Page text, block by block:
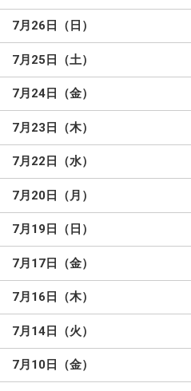
7月26日（日）
7月25日（土）
7月24日（金）
7月23日（木）
7月22日（水）
7月20日（月）
7月19日（日）
7月17日（金）
7月16日（木）
7月14日（火）
7月10日（金）